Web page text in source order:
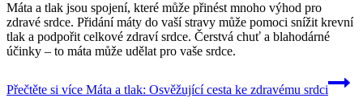
Máta a tlak jsou spojení, které může přinést mnoho výhod pro
zdravé srdce. Přidání máty do vaší stravy může pomoci snížit krevní
tlak a podpořit celkové zdraví srdce. Čerstvá chuť a blahodárné
účinky – to máta může udělat pro vaše srdce.
Přečtěte si více Máta a tlak: Osvěžující cesta ke zdravému srdci